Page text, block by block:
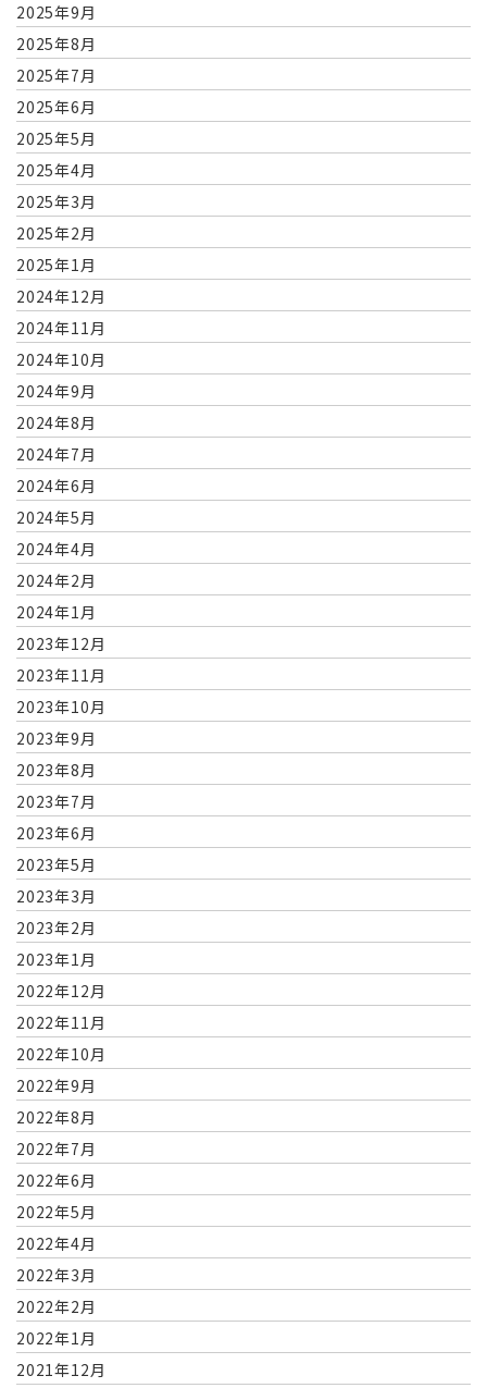
2025年9月
2025年8月
2025年7月
2025年6月
2025年5月
2025年4月
2025年3月
2025年2月
2025年1月
2024年12月
2024年11月
2024年10月
2024年9月
2024年8月
2024年7月
2024年6月
2024年5月
2024年4月
2024年2月
2024年1月
2023年12月
2023年11月
2023年10月
2023年9月
2023年8月
2023年7月
2023年6月
2023年5月
2023年3月
2023年2月
2023年1月
2022年12月
2022年11月
2022年10月
2022年9月
2022年8月
2022年7月
2022年6月
2022年5月
2022年4月
2022年3月
2022年2月
2022年1月
2021年12月